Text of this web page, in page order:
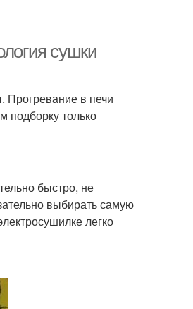
сушки
Прогревание в печи
подборку только
быстро, не
выбирать самую
легко